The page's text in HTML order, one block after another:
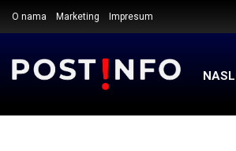
O nama Marketing Impresum